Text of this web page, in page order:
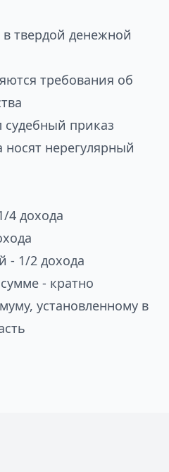
в твердой денежной
требования об
приказ
нерегулярный
4 дохода
- 1/2 дохода
- кратно
установленному в